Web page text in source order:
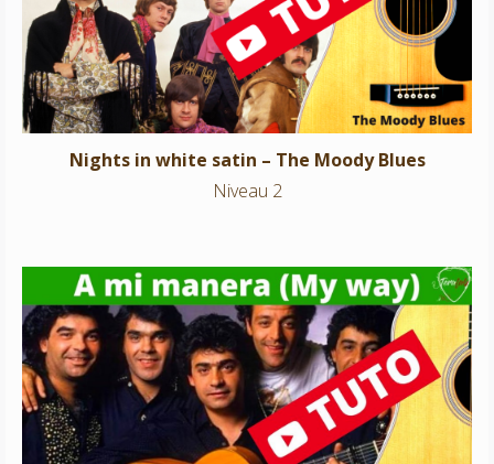
Niveau 2
Nights in white satin – The Moody Blues
Niveau 2
A mi manera -Gipsy Kings (My Way)
Niveau 2